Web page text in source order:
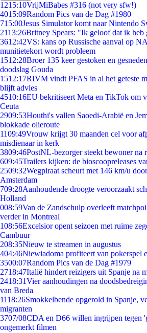
1215:10VrijMiBabes #316 (not very sfw!)
4015:09Random Pics van de Dag #1980
715:00Jesus Simulator komt naar Nintendo
2113:26Britney Spears: "Ik geloof dat ik heb
3612:42VS: kans op Russische aanval op
munitietekort wordt probleem
1512:28Broer 135 keer gestoken en
doodslag Gouda
1512:17RIVM vindt PFAS in al het geteste
blijft advies
4510:16EU bekritiseert Meta en TikTok om
Ceuta
2909:53Houthi's vallen Saoedi-Arabië en
blokkade olieroute
1109:49Vrouw krijgt 30 maanden cel voor
misdienaar in kerk
3809:46PostNL-bezorger steekt bewoner na
609:45Trailers kijken: de bioscoopreleases
2509:32Wegpiraat scheurt met 146 km/u
Amsterdam
709:28Aanhoudende droogte veroorzaakt
Holland
008:59Van de Zandschulp overleeft
verder in Montreal
108:56Excelsior opent seizoen met ruime
Cambuur
208:35Nieuw te streamen in augustus
404:46Niewiadoma profiteert van pokerspel
3500:07Random Pics van de Dag #1979
2718:47Italië hindert reizigers uit Spanje na
2418:31Vier aanhoudingen na
van Breda
1118:26Smokkelbende opgerold in Spanje,
migranten
3707/08CDA en D66 willen ingrijpen tegen
ongemerkt filmen